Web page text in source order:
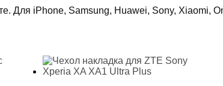
iPhone, Samsung, Huawei, Sony, Xiaomi,